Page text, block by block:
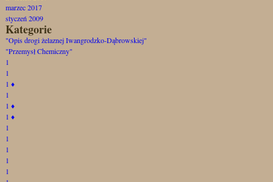
marzec 2017
styczeń 2009
Kategorie
"Opis drogi żelaznej Iwangrodzko-Dąbrowskiej"
"Przemysł Chemiczny"
1
1
1 ♦
1
1 ♦
1 ♦
1
1
1
1
1